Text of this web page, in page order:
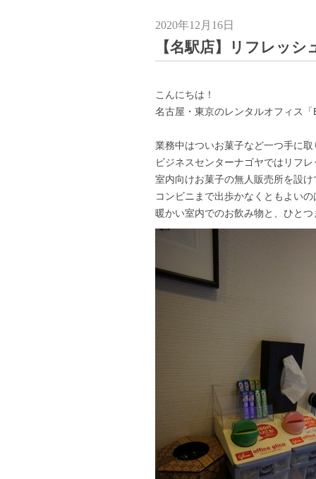
2020年12月16日
【名駅店】リフレッ
こんにちは！
名古屋・東京のレンタルオフィス
業務中はついお菓子など一つ手に
ビジネスセンターナゴヤではリフ
室内向けお菓子の無人販売所を設
コンビニまで出歩かなくともよい
暖かい室内でのお飲み物と、ひと